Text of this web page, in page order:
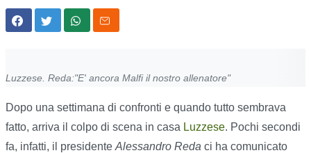
Luzzese. Reda:"E' ancora Malfi il nostro allenatore"
Dopo una settimana di confronti e quando tutto sembrava
fatto, arriva il colpo di scena in casa Luzzese. Pochi secondi
fa, infatti, il presidente Alessandro Reda ci ha comunicato